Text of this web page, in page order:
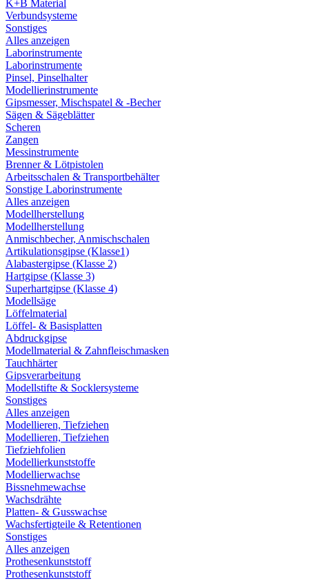
K+B Material
Verbundsysteme
Sonstiges
Alles anzeigen
Laborinstrumente
Laborinstrumente
Pinsel, Pinselhalter
Modellierinstrumente
Gipsmesser, Mischspatel & -Becher
Sägen & Sägeblätter
Scheren
Zangen
Messinstrumente
Brenner & Lötpistolen
Arbeitsschalen & Transportbehälter
Sonstige Laborinstrumente
Alles anzeigen
Modellherstellung
Modellherstellung
Anmischbecher, Anmischschalen
Artikulationsgipse (Klasse1)
Alabastergipse (Klasse 2)
Hartgipse (Klasse 3)
Superhartgipse (Klasse 4)
Modellsäge
Löffelmaterial
Löffel- & Basisplatten
Abdruckgipse
Modellmaterial & Zahnfleischmasken
Tauchhärter
Gipsverarbeitung
Modellstifte & Socklersysteme
Sonstiges
Alles anzeigen
Modellieren, Tiefziehen
Modellieren, Tiefziehen
Tiefziehfolien
Modellierkunststoffe
Modellierwachse
Bissnehmewachse
Wachsdrähte
Platten- & Gusswachse
Wachsfertigteile & Retentionen
Sonstiges
Alles anzeigen
Prothesenkunststoff
Prothesenkunststoff